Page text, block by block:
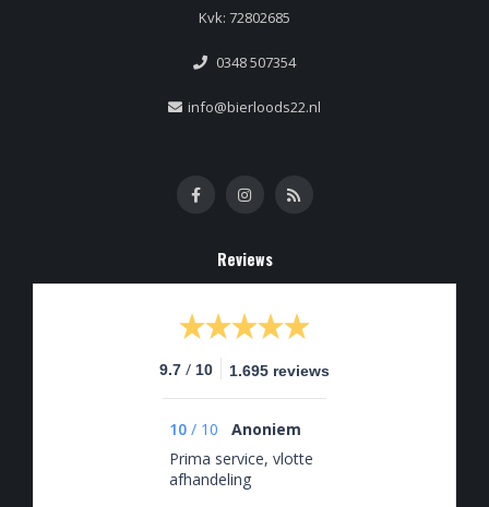
Kvk: 72802685
0348 507354
info@bierloods22.nl
Reviews
9.7 / 10 1.695 reviews
10 / 10
Anoniem
Prima service, vlotte
afhandeling